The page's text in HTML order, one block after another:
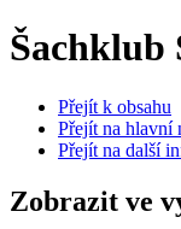
Šachklub
Přejít k obsahu
Přejít na hlavní
Přejít na další
Zobrazit ve